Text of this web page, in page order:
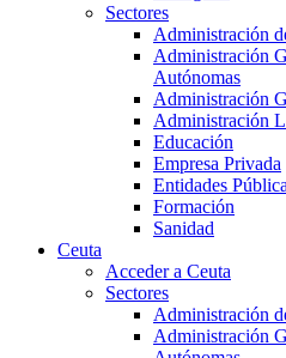
Sectores
Administración
Administración
Autónomas
Administración
Administración
Educación
Empresa Privada
Entidades
Formación
Sanidad
Ceuta
Acceder a Ceuta
Sectores
Administración
Administración